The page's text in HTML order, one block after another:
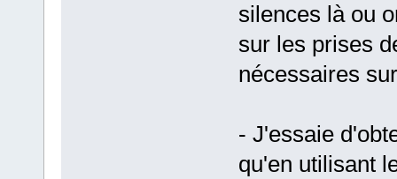
silences là ou
sur les prises
nécessaires
- J'essaie
qu'en utilisant